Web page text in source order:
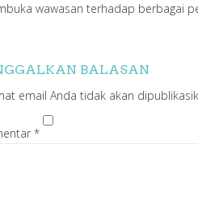
wawasan terhadap berbagai
BALASAN
email Anda tidak akan
*